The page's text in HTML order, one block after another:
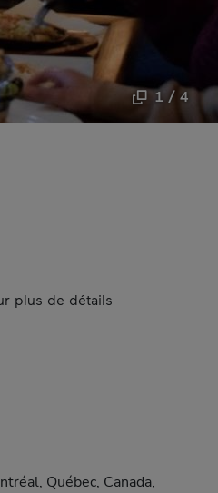
1 / 4
plus de détails
Québec, Canada,